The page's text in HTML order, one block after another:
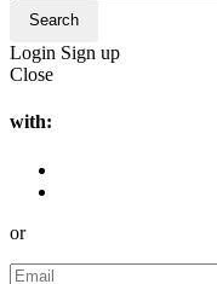
Search
Login Sign up
Close
with:
or